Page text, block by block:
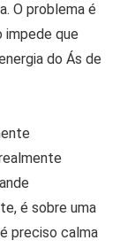
O problema é
impede que
do Ás de
é sobre uma
preciso calma